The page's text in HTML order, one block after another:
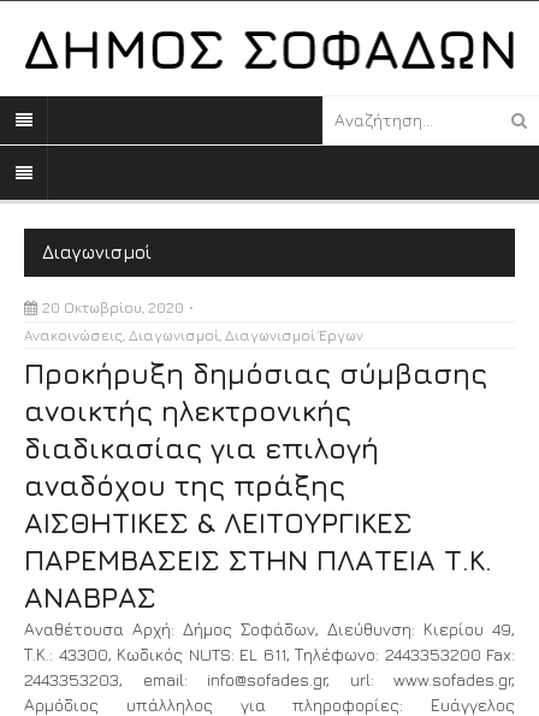
Διαγωνισμοί
20 Οκτωβρίου, 2020
Ανακοινώσεις Διαγωνισμοί Διαγωνισμοί Έργων
Προκήρυξη δημόσιας σύμβασης
ανοικτής ηλεκτρονικής
διαδικασίας για επιλογή
αναδόχου της πράξης
ΑΙΣΘΗΤΙΚΕΣ & ΛΕΙΤΟΥΡΓΙΚΕΣ
ΠΑΡΕΜΒΑΣΕΙΣ ΣΤΗΝ ΠΛΑΤΕΙΑ Τ.Κ.
ΑΝΑΒΡΑΣ
Αναθέτουσα Αρχή: Δήμος Σοφάδων, Διεύθυνση: Κιερίου 49,
Τ.Κ.: 43300, Κωδικός NUTS: EL 611, Τηλέφωνο: 2443353200 Fax:
2443353203, email: info@sofades.gr, url: www.sofades.gr,
Αρμόδιος υπάλληλος για πληροφορίες: Ευάγγελος